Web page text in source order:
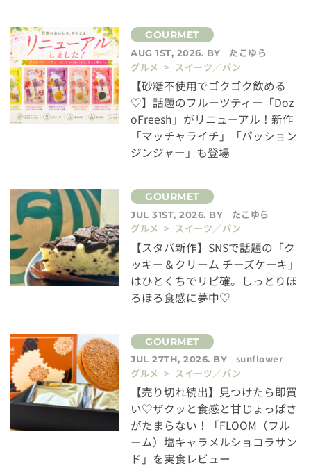
AUG 1ST, 2026. BY
たこゆら
グルメ > スイーツ／パン
【砂糖不使用でゴクゴク飲める
♡】話題のフルーツティー「Doz
oFreesh」がリニューアル！新作
「マッチャライチ」「パッション
ジンジャー」も登場
JUL 31ST, 2026. BY
たこゆら
グルメ > スイーツ／パン
【スタバ新作】SNSで話題の「ク
ッキー＆クリーム チーズケーキ」
はひとくちでリピ確。しっとりほ
ろほろ食感に夢中♡
JUL 27TH, 2026. BY
sunflower
グルメ > スイーツ／パン
【売り切れ続出】見つけたら即買
い♡ザクッと食感と甘じょっぱさ
がたまらない！「FLOOM（フル
ーム）塩キャラメルショコラサン
ド」を実食レビュー